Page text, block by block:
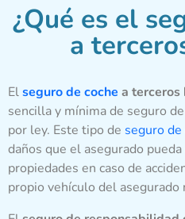
¿Qué es el
a
Elseguro de coche a terceros
sencilla y mínima de seguro
por ley. Este tipo de seguro
daños que el asegurado
propiedades en caso de
propio vehículo del asegurado